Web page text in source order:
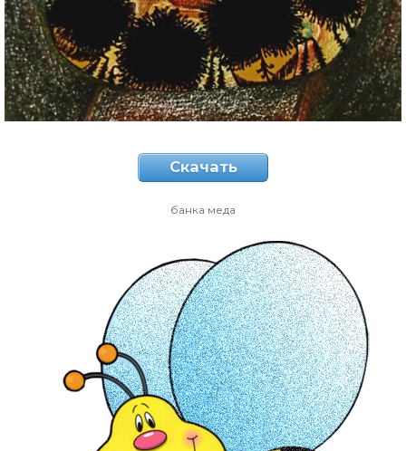
Скачать
банка меда